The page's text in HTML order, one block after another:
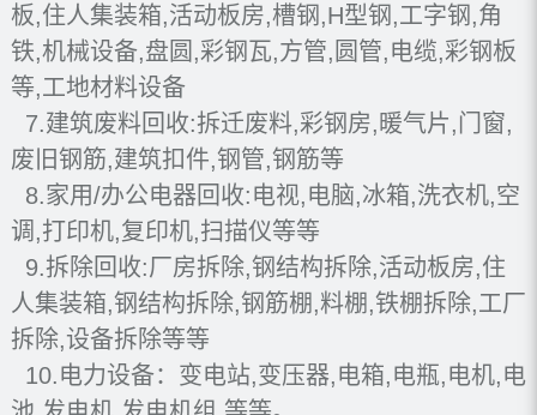
板,住人集装箱,活动板房,槽钢,H型钢,工字钢,角
铁,机械设备,盘圆,彩钢瓦,方管,圆管,电缆,彩钢板
等,工地材料设备
7.建筑废料回收:拆迁废料,彩钢房,暖气片,门窗,
废旧钢筋,建筑扣件,钢管,钢筋等
8.家用/办公电器回收:电视,电脑,冰箱,洗衣机,空
调,打印机,复印机,扫描仪等等
9.拆除回收:厂房拆除,钢结构拆除,活动板房,住
人集装箱,钢结构拆除,钢筋棚,料棚,铁棚拆除,工厂
拆除,设备拆除等等
10.电力设备：变电站,变压器,电箱,电瓶,电机,电